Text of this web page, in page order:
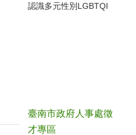
認識多元性別LGBTQI
臺南市政府人事處徵
才專區